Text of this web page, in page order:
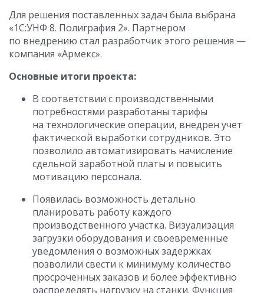
Для решения поставленных задач была выбрана
«1С:УНФ 8. Полиграфия 2». Партнером
по внедрению стал разработчик этого решения —
компания «Армекс».
Основные итоги проекта:
В соответствии с производственными
потребностями разработаны тарифы
на технологические операции, внедрен учет
фактической выработки сотрудников. Это
позволило автоматизировать начисление
сдельной заработной платы и повысить
мотивацию персонала.
Появилась возможность детально
планировать работу каждого
производственного участка. Визуализация
загрузки оборудования и своевременные
уведомления о возможных задержках
позволили свести к минимуму количество
просроченных заказов и более эффективно
распределять нагрузку на станки. Функция